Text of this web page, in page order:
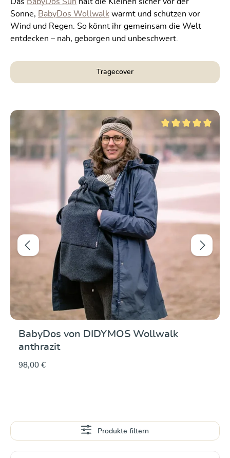
Das BabyDos Sun hält die Kleinen sicher vor der
Sonne, BabyDos Wollwalk wärmt und schützen vor
Wind und Regen. So könnt ihr gemeinsam die Welt
entdecken – nah, geborgen und unbeschwert.
Tragecover
Produktgalerie überspringen
von 0 von 5 Sternen Durchschnittliche
BabyDos von DIDYMOS Wollwalk
anthrazit
98,00 €
Produkte filtern